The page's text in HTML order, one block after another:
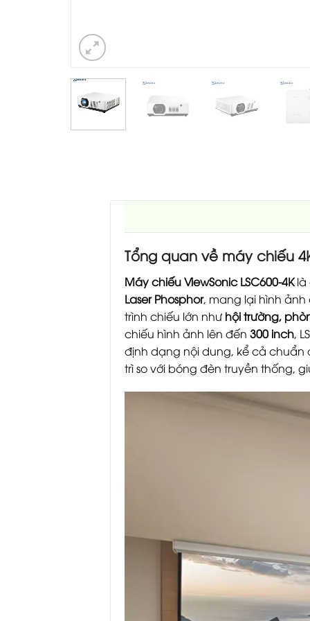
Tổng quan về máy chiếu
Máy chiếu ViewSonic LSC600-4Klà
Laser Phosphor, mang lại hình
trình chiếu lớn như hội trường,
chiếu hình ảnh lên đến 300 inch,
định dạng nội dung, kể cả chuẩn
trì so với bóng đèn truyền thống,